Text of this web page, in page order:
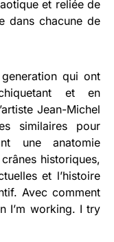
et reliée de
dans chacune de
qui ont
et en
Jean-Michel
similaires pour
une anatomie
historiques,
et l’histoire
Avec comment
I’m working. I try